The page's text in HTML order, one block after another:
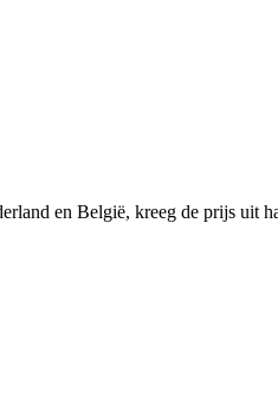
en België, kreeg de prijs uit